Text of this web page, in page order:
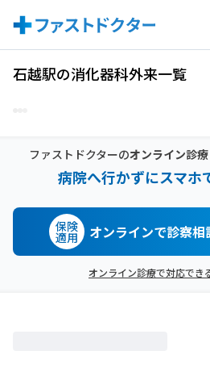
石越駅の消化器科外来一覧
ファストドクターのオンライン診療
病院へ行かずにスマホ
保険
適用 オンラインで診察相
オンライン診療で対応でき